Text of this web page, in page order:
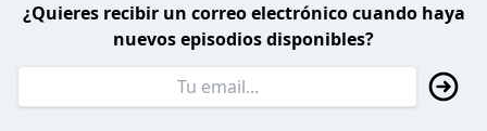
¿Quieres recibir un correo electrónico cuando haya
nuevos episodios disponibles?